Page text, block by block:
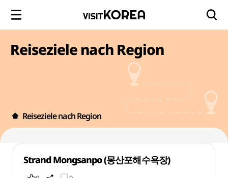
Reiseziele nach Region
Reiseziele nach Region
Strand Mongsanpo (몽산포해수욕장)